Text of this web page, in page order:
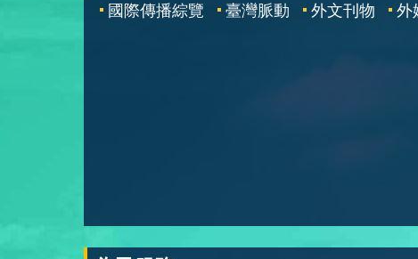
國際傳播綜覽 臺灣脈動 外文刊物 外